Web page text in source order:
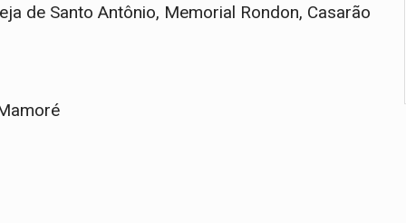
de Santo Antônio, Memorial Rondon, Casarão